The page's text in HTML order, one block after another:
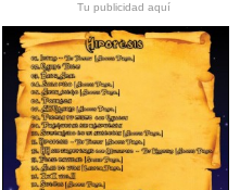
Tu publicidad aquí